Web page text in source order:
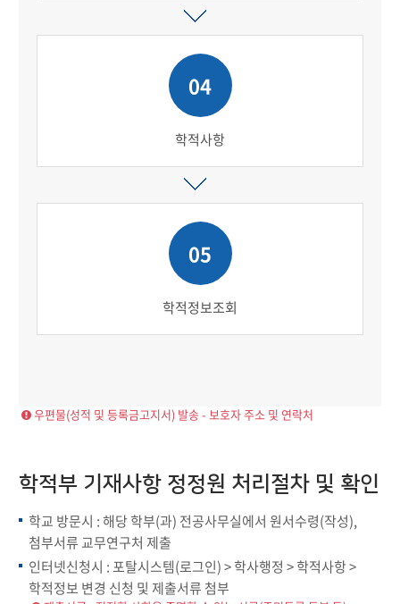
04
학적사항
05
학적정보조회
우편물(성적 및 등록금고지서) 발송 - 보호자 주소 및 연락처
학적부 기재사항 정정원 처리절차 및 확인
학교 방문시 : 해당 학부(과) 전공사무실에서 원서수령(작성),
첨부서류 교무연구처 제출
인터넷신청시 : 포탈시스템(로그인) > 학사행정 > 학적사항 >
학적정보 변경 신청 및 제출서류 첨부